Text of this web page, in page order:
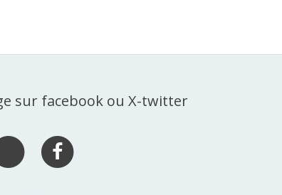
sur facebook ou X-twitter